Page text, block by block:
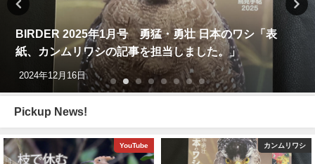
BIRDER 2025年1月号 勇猛・勇壮 日本のワシ「表
紙、カンムリワシの記事を担当しました。」
2024年12月16日
Pickup News!
YouTube カンムリワシ